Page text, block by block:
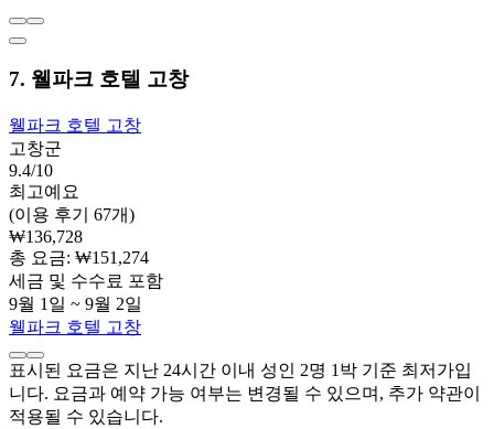
7. 웰파크 호텔 고창
웰파크 호텔 고창
고창군
9.4/10
최고예요
(이용 후기 67개)
₩136,728
총 요금: ₩151,274
세금 및 수수료 포함
9월 1일 ~ 9월 2일
웰파크 호텔 고창
표시된 요금은 지난 24시간 이내 성인 2명 1박 기준 최저가입
니다. 요금과 예약 가능 여부는 변경될 수 있으며, 추가 약관이
적용될 수 있습니다.